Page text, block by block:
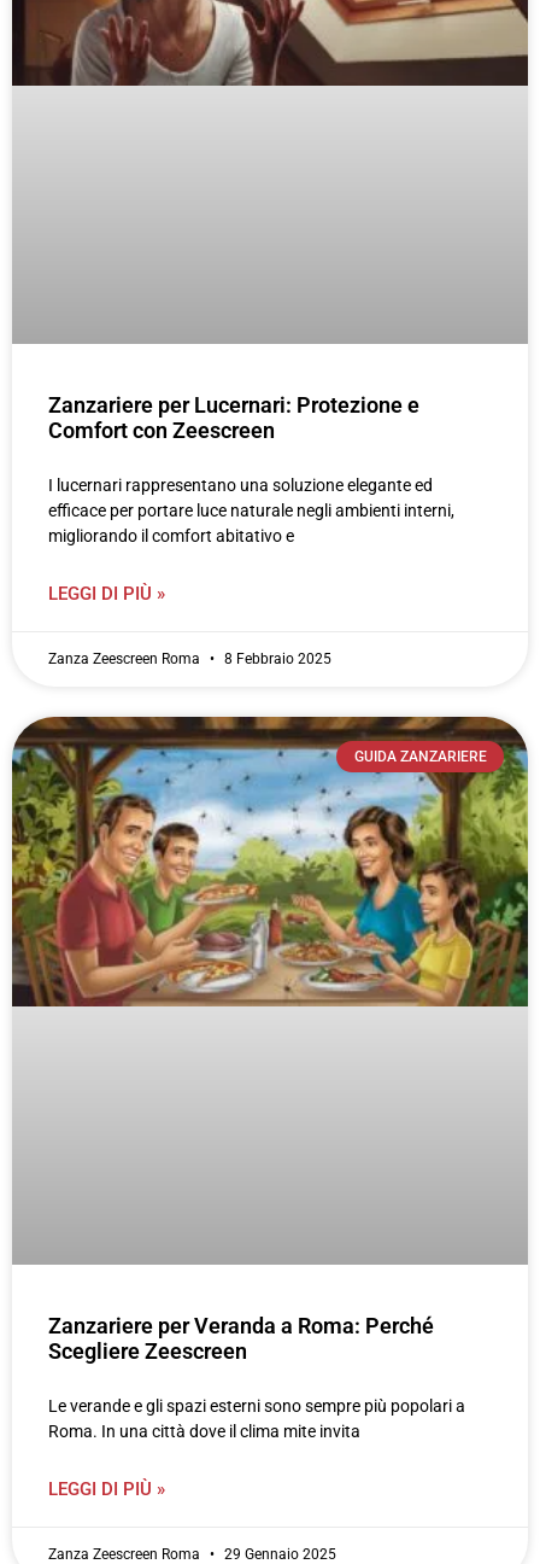
Zanzariere per Lucernari: Protezione e
Comfort con Zeescreen
I lucernari rappresentano una soluzione elegante ed
efficace per portare luce naturale negli ambienti interni,
migliorando il comfort abitativo e
LEGGI DI PIÙ »
Zanza Zeescreen Roma 8 Febbraio 2025
GUIDA ZANZARIERE
Zanzariere per Veranda a Roma: Perché
Scegliere Zeescreen
Le verande e gli spazi esterni sono sempre più popolari a
Roma. In una città dove il clima mite invita
LEGGI DI PIÙ »
Zanza Zeescreen Roma 29 Gennaio 2025